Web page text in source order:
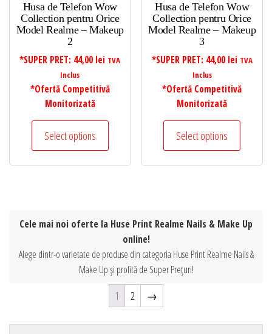
Husa de Telefon Wow
Collection pentru Orice
Model Realme – Makeup
2
*SUPER PRET: 44,00 lei TVA
Inclus
*Ofertă Competitivă
Monitorizată
Select options
Husa de Telefon Wow
Collection pentru Orice
Model Realme – Makeup
3
*SUPER PRET: 44,00 lei TVA
Inclus
*Ofertă Competitivă
Monitorizată
Select options
Cele mai noi oferte la Huse Print Realme Nails & Make Up
online!
Alege dintr-o varietate de produse din categoria Huse Print Realme Nails &
Make Up și profită de Super Prețuri!
1 2 →